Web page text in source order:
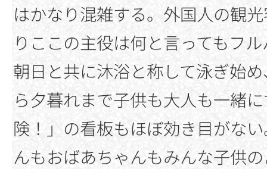
はかなり混雑する。外国人の観
りここの主役は何と言ってもフ
朝日と共に沐浴と称して泳ぎ始
ら夕暮れまで子供も大人も一緒
険！」の看板もほぼ効き目がな
んもおばあちゃんもみんな子供